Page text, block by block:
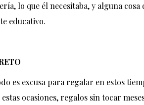
lo que él necesitaba, y alguna cosa
educativo.
es excusa para regalar en estos
ocasiones, regalos sin tocar